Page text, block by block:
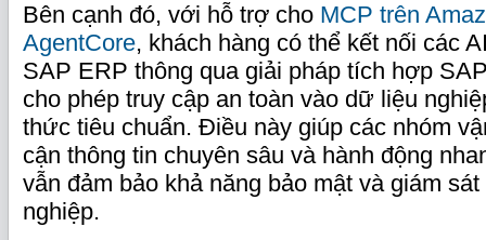
Bên cạnh đó, với hỗ trợ cho MCP trên
AgentCore, khách hàng có thể kết nối các
SAP ERP thông qua giải pháp tích hợp
cho phép truy cập an toàn vào dữ liệu
thức tiêu chuẩn. Điều này giúp các nhóm
cận thông tin chuyên sâu và hành động
vẫn đảm bảo khả năng bảo mật và giám
nghiệp.